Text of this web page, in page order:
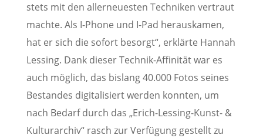
stets mit den allerneuesten Techniken vertraut
machte. Als I-Phone und I-Pad herauskamen,
hat er sich die sofort besorgt“, erklärte Hannah
Lessing. Dank dieser Technik-Affinität war es
auch möglich, das bislang 40.000 Fotos seines
Bestandes digitalisiert werden konnten, um
nach Bedarf durch das „Erich-Lessing-Kunst- &
Kulturarchiv“ rasch zur Verfügung gestellt zu